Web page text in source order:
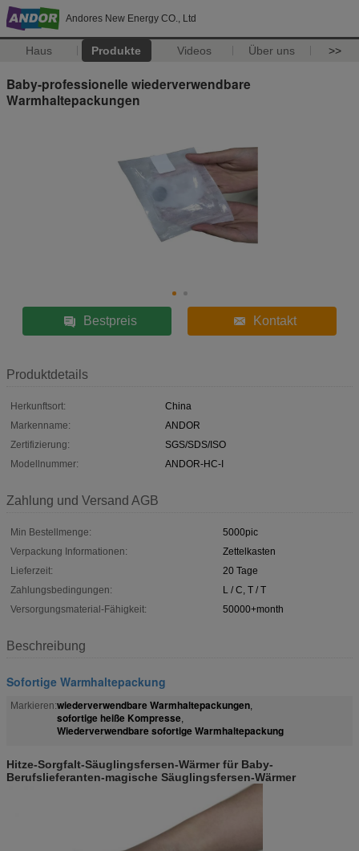
Andores New Energy CO., Ltd
Haus Produkte Videos Über uns >>
Baby-professionelle wiederverwendbare
Warmhaltepackungen
Bestpreis Kontakt
Produktdetails
Herkunftsort:
China
Markenname:
ANDOR
Zertifizierung:
SGS/SDS/ISO
Modellnummer:
ANDOR-HC-I
Zahlung und Versand AGB
Min Bestellmenge:
5000pic
Verpackung Informationen:
Zettelkasten
Lieferzeit:
20 Tage
Zahlungsbedingungen:
L / C, T / T
Versorgungsmaterial-Fähigkeit:
50000+month
Beschreibung
Sofortige Warmhaltepackung
Markieren:wiederverwendbare Warmhaltepackungen,
sofortige heiße Kompresse,
Wiederverwendbare sofortige Warmhaltepackung
Hitze-Sorgfalt-Säuglingsfersen-Wärmer für Baby-
Berufslieferanten-magische Säuglingsfersen-Wärmer